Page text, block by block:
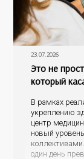
23.07.2026
Это не
который
В рамках
укреплению
центр
новый
один день